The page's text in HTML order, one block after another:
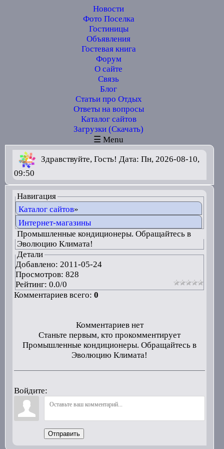
Новости
Фото Поселка
Гостиницы
Объявления
Гостевая книга
Форум
О сайте
Связь
Блог
Статьи про Отдых
Ответы на вопросы
Каталог сайтов
Загрузки (Скачать)
☰ Menu
Здравствуйте, Гость! Дата: Пн, 2026-08-10,
09:50
Навигация
Каталог сайтов»
Интернет-магазины
Промышленные кондиционеры. Обращайтесь в
Эволюцию Климата!
Детали
Добавлено: 2011-05-24
Просмотров: 828
Рейтинг: 0.0/0
Комментариев всего: 0
Комментариев нет
Станьте первым, кто прокомментирует
Промышленные кондиционеры. Обращайтесь в
Эволюцию Климата!
Войдите:
Отправить